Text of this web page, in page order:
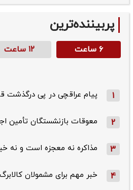
پربیننده‌ترین
۶ ساعت ۱۲ ساعت
1 پیام عراقچی در پی درگذشت
2 معوقات بازنشستگان تأمین
3 مذاکره نه معجزه است و نه
4 خبر مهم برای مشمولان کالابرگ